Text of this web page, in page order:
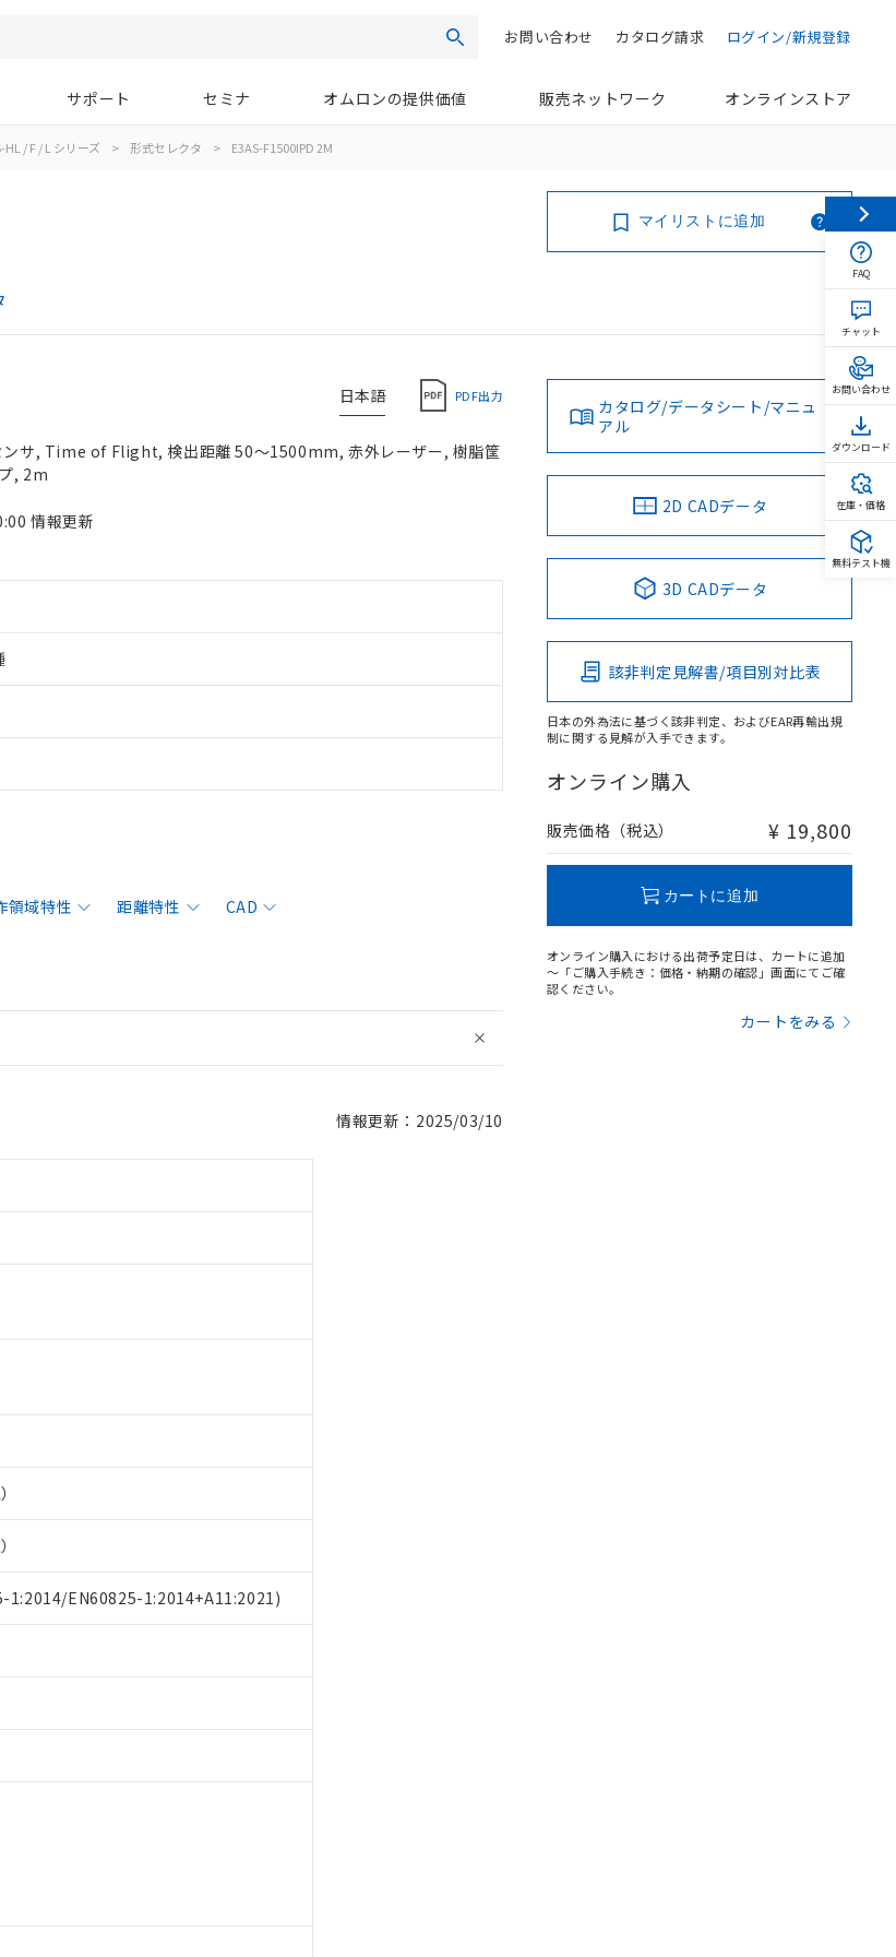
検索 ログイン/新規登録
カタログ請求
お問い合わせ
サポート セミナ オムロンの提供価値 販売ネットワーク オンラインストア
HL / F / L シリーズ > 形式セレクタ > E3AS-F1500IPD 2M
マイリストに追加
日本語 PDF出力
ンサ, Time of Flight, 検出距離 50～1500mm, 赤外レーザー, 樹脂筐
, 2m
情報更新
領域特性 距離特性
CAD
情報更新：2025/03/10
1:2014/EN60825-1:2014+A11:2021)
カタログ/データシート/マニュ
アル
2D CADデータ
3D CADデータ
該非判定見解書/項目別対比表
日本の外為法に基づく該非判定、およびEAR再輸出規
制に関する見解が入手できます。
オンライン購入
販売価格（税込） ¥ 19,800
カートに追加
オンライン購入における出荷予定日は、カートに追加
～「ご購入手続き：価格・納期の確認」画面にてご確
認ください。
カートをみる
FAQ
チャット
お問い合わせ
ダウンロード
在庫・価格
無料テスト機